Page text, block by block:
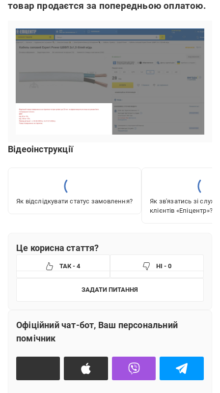
товар продаєтся за попередньою оплатою.
Відеоінструкції
Як відслідкувати статус замовлення?
Як зв'язатись зі
клієнтів «‎Епіцентр»?
Це корисна стаття?
ТАК - 4 НІ - 0
ЗАДАТИ ПИТАННЯ
Інформація не зрозуміла
Інформація застаріла або не відповідає дійсності
Інформація не допомагає вирішити питання
Інша причина (текст)
Офіційний чат-бот, Ваш персональний
помічник